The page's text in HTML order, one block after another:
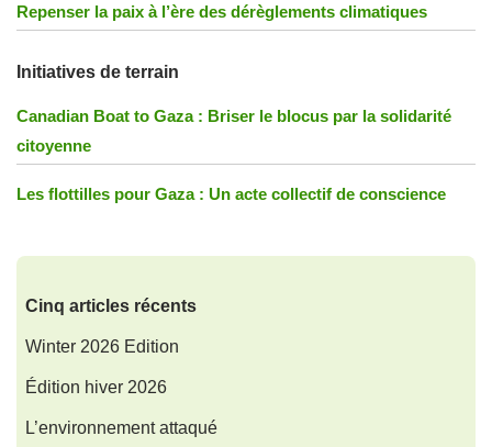
Repenser la paix à l’ère des dérèglements climatiques
Initiatives de terrain
Canadian Boat to Gaza : Briser le blocus par la solidarité
citoyenne
Les flottilles pour Gaza : Un acte collectif de conscience
Cinq articles récents
Winter 2026 Edition
Édition hiver 2026
L’environnement attaqué